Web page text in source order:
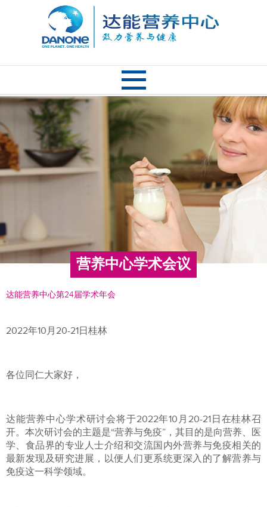
营养中心学术会议
达能营养中心第24届学术年会
2022年10月20-21日桂林
各位同仁大家好，
达能营养中心学术研讨会将于2022年10月20-21日在桂林召
开。本次研讨会的主题是“营养与免疫”，其目的是向营养、医
学、食品界的专业人士介绍和交流国内外营养与免疫相关的
最新发现及研究进展，以便人们更系统更深入的了解营养与
免疫这一科学领域。